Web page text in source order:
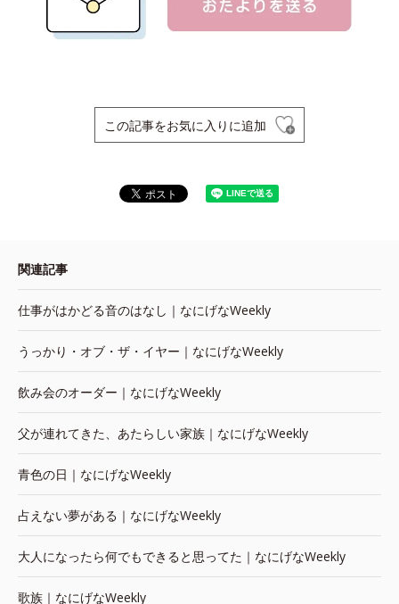
この記事をお気に入りに追加
関連記事
仕事がはかどる音のはなし｜なにげなWeekly
うっかり・オブ・ザ・イヤー｜なにげなWeekly
飲み会のオーダー｜なにげなWeekly
父が連れてきた、あたらしい家族｜なにげなWeekly
青色の日｜なにげなWeekly
占えない夢がある｜なにげなWeekly
大人になったら何でもできると思ってた｜なにげなWeekly
歌族｜なにげなWeekly